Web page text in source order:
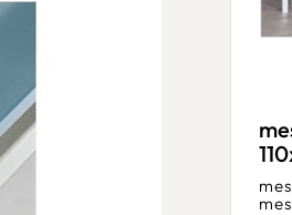
mesa alta deck
mesas e bases de
mesa